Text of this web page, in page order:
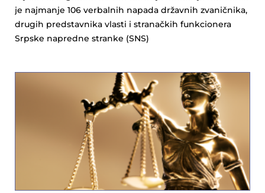
je najmanje 106 verbalnih napada državnih zvaničnika,
drugih predstavnika vlasti i stranačkih funkcionera
Srpske napredne stranke (SNS)